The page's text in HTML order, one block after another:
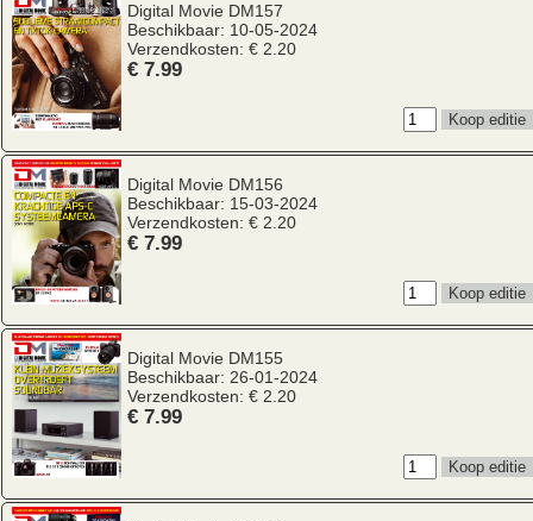
Digital Movie DM157
Beschikbaar: 10-05-2024
Verzendkosten: € 2.20
€ 7.99
Digital Movie DM156
Beschikbaar: 15-03-2024
Verzendkosten: € 2.20
€ 7.99
Digital Movie DM155
Beschikbaar: 26-01-2024
Verzendkosten: € 2.20
€ 7.99